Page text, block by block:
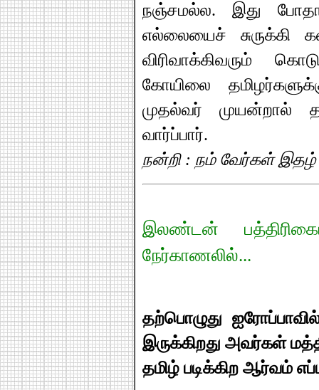
நஞ்சமல்ல. இது
எல்லையைச்
விரிவாக்கிவரும்
கோயிலை
முதல்வர் முயன்றால்
வார்ப்பார்.
நன்றி : நம் வேர்கள் இதழ்
இலண்டன்
நேர்காணலில்...
தற்பொழுது
இருக்கிறது அவர்கள்
தமிழ் படிக்கிற ஆர்வம்